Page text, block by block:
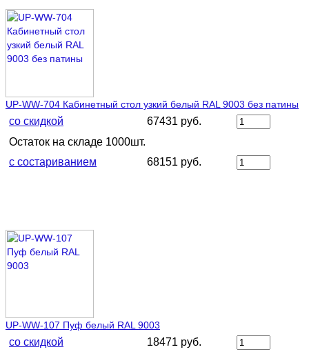
UP-WW-704 Кабинетный стол узкий белый RAL 9003 без патины
со скидкой
67431 руб.
Остаток на складе 1000шт.
с состариванием
68151 руб.
UP-WW-107 Пуф белый RAL 9003
со скидкой
18471 руб.